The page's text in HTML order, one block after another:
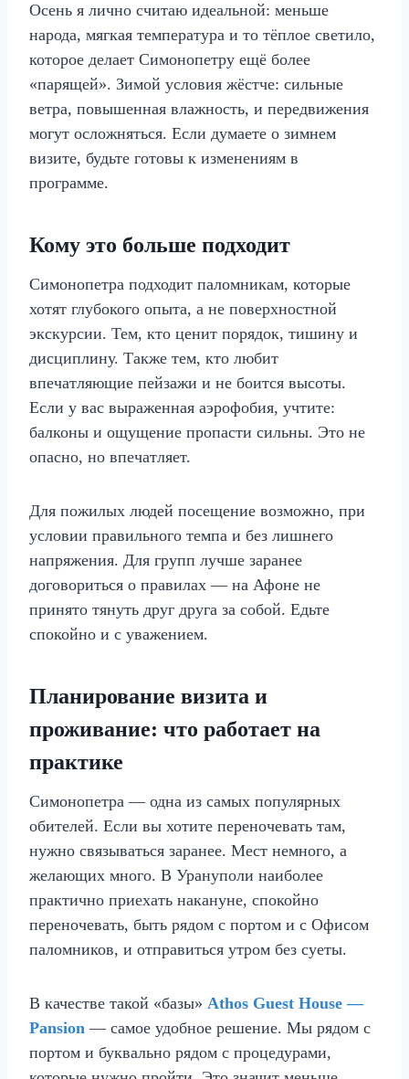
Осень я лично считаю идеальной: меньше
народа, мягкая температура и то тёплое светило,
которое делает Симонопетру ещё более
«парящей». Зимой условия жёстче: сильные
ветра, повышенная влажность, и передвижения
могут осложняться. Если думаете о зимнем
визите, будьте готовы к изменениям в
программе.
Кому это больше подходит
Симонопетра подходит паломникам, которые
хотят глубокого опыта, а не поверхностной
экскурсии. Тем, кто ценит порядок, тишину и
дисциплину. Также тем, кто любит
впечатляющие пейзажи и не боится высоты.
Если у вас выраженная аэрофобия, учтите:
балконы и ощущение пропасти сильны. Это не
опасно, но впечатляет.
Для пожилых людей посещение возможно, при
условии правильного темпа и без лишнего
напряжения. Для групп лучше заранее
договориться о правилах — на Афоне не
принято тянуть друг друга за собой. Едьте
спокойно и с уважением.
Планирование визита и
проживание: что работает на
практике
Симонопетра — одна из самых популярных
обителей. Если вы хотите переночевать там,
нужно связываться заранее. Мест немного, а
желающих много. В Урануполи наиболее
практично приехать накануне, спокойно
переночевать, быть рядом с портом и с Офисом
паломников, и отправиться утром без суеты.
В качестве такой «базы» Athos Guest House —
Pansion — самое удобное решение. Мы рядом с
портом и буквально рядом с процедурами,